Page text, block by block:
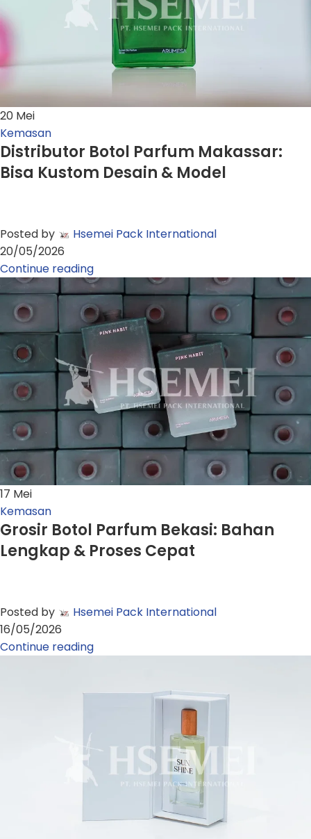
20 Mei
Kemasan
Distributor Botol Parfum Makassar:
Bisa Kustom Desain & Model
Posted by
Hsemei Pack International
20/05/2026
Continue reading
17 Mei
Kemasan
Grosir Botol Parfum Bekasi: Bahan
Lengkap & Proses Cepat
Posted by
Hsemei Pack International
16/05/2026
Continue reading